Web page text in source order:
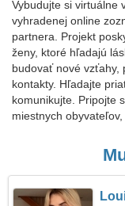
Vybudujte si virtuálne
vyhradenej online
partnera. Projekt
ženy, ktoré hľadajú
budovať nové vzťahy,
kontakty. Hľadajte
komunikujte. Pripojte
miestnych